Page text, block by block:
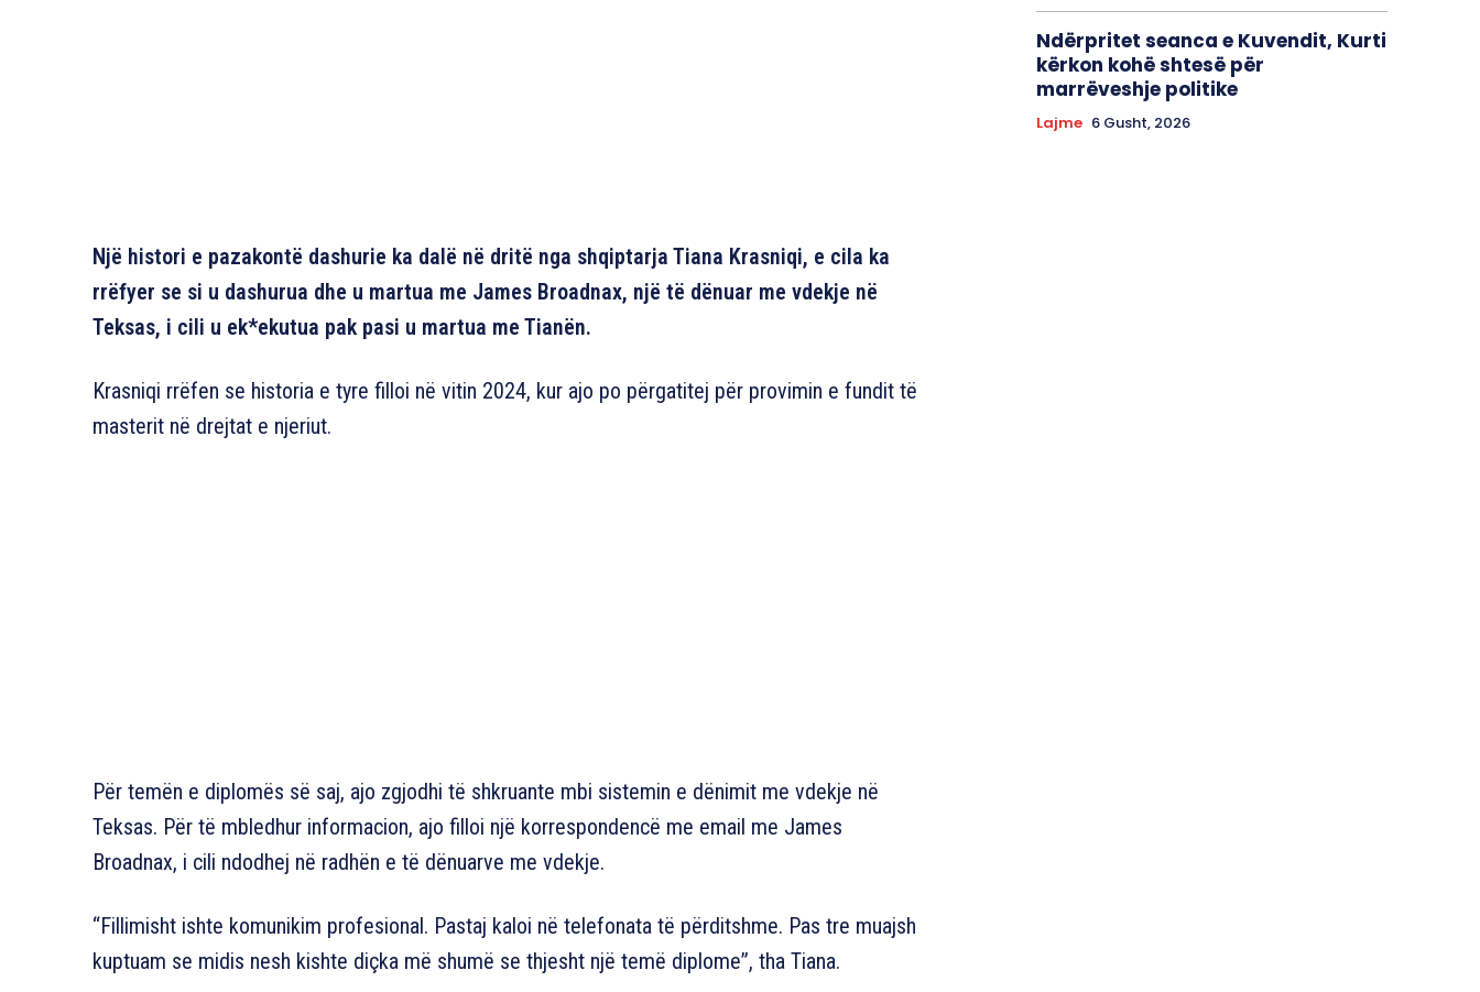
Një histori e pazakontë dashurie ka dalë në dritë nga shqiptarja Tiana Krasniqi, e cila ka
rrëfyer se si u dashurua dhe u martua me James Broadnax, një të dënuar me vdekje në
Teksas, i cili u ek*ekutua pak pasi u martua me Tianën.
Krasniqi rrëfen se historia e tyre filloi në vitin 2024, kur ajo po përgatitej për provimin e fundit të
masterit në drejtat e njeriut.
Për temën e diplomës së saj, ajo zgjodhi të shkruante mbi sistemin e dënimit me vdekje në
Teksas. Për të mbledhur informacion, ajo filloi një korrespondencë me email me James
Broadnax, i cili ndodhej në radhën e të dënuarve me vdekje.
“Fillimisht ishte komunikim profesional. Pastaj kaloi në telefonata të përditshme. Pas tre muajsh
kuptuam se midis nesh kishte diçka më shumë se thjesht një temë diplome”, tha Tiana.
Ndërpritet seanca e Kuvendit, Kurti
kërkon kohë shtesë për
marrëveshje politike
Lajme 6 Gusht, 2026